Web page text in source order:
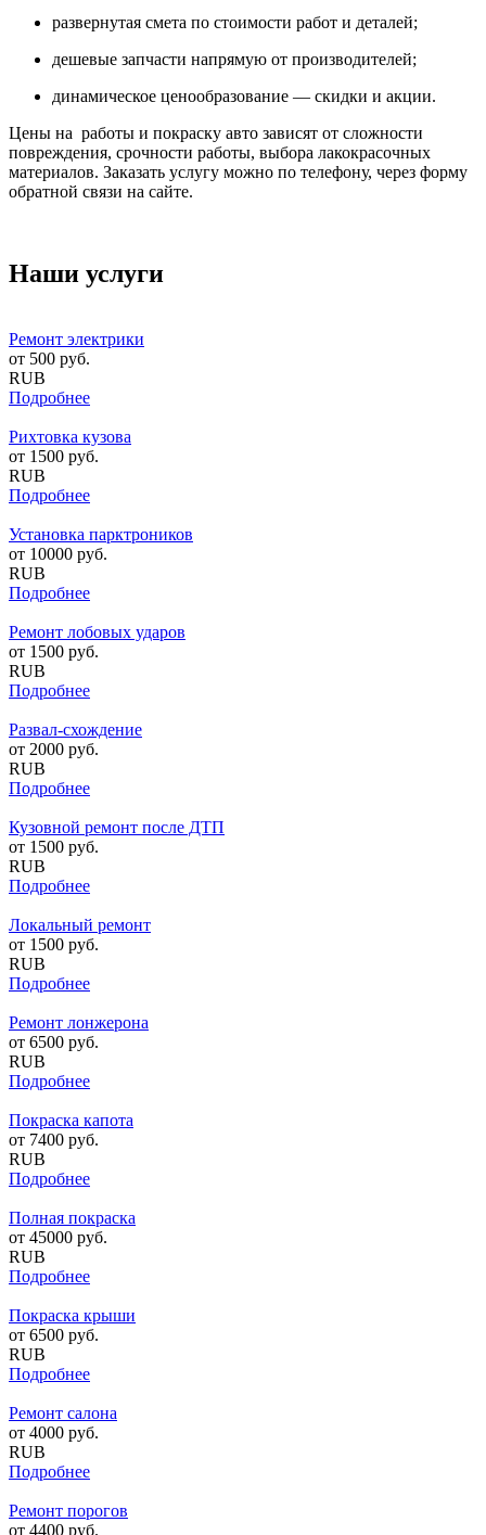
развернутая смета по стоимости работ и деталей;
дешевые запчасти напрямую от производителей;
динамическое ценообразование — скидки и акции.
Цены на работы и покраску авто зависят от сложности
повреждения, срочности работы, выбора лакокрасочных
материалов. Заказать услугу можно по телефону, через форму
обратной связи на сайте.
Наши услуги
Ремонт электрики
от 500 руб.
RUB
Подробнее
Рихтовка кузова
от 1500 руб.
RUB
Подробнее
Установка парктроников
от 10000 руб.
RUB
Подробнее
Ремонт лобовых ударов
от 1500 руб.
RUB
Подробнее
Развал-схождение
от 2000 руб.
RUB
Подробнее
Кузовной ремонт после ДТП
от 1500 руб.
RUB
Подробнее
Локальный ремонт
от 1500 руб.
RUB
Подробнее
Ремонт лонжерона
от 6500 руб.
RUB
Подробнее
Покраска капота
от 7400 руб.
RUB
Подробнее
Полная покраска
от 45000 руб.
RUB
Подробнее
Покраска крыши
от 6500 руб.
RUB
Подробнее
Ремонт салона
от 4000 руб.
RUB
Подробнее
Ремонт порогов
от 4400 руб.